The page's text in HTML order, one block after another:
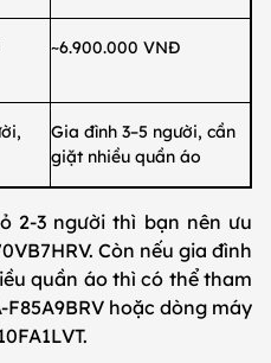
~6.900.000 VNĐ
Gia đình 3–5 người, cần
giặt nhiều quần áo
2-3 người thì bạn nên ưu
Còn nếu gia đình
quần áo thì có thể tham
hoặc dòng máy